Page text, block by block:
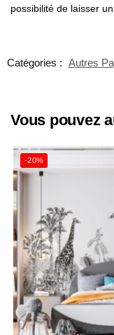
possibilité de laisser un
Catégories : Autres
Vous pouvez
-20%